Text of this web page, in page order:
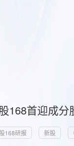
168首迎成
168研报 新股